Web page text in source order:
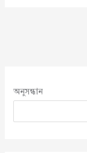
অনুসন্ধান